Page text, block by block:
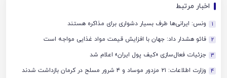
اخبار مرتبط
1 ونس: ایرانی‌ها طرف بسیار دشواری برای مذاکره هستند
2 فائو هشدار داد: جهان با افزایش قیمت مواد غذایی مواجه است
3 جزئیات فعال‌سازی «کیف پول ایران» اعلام شد
4 وزارت اطلاعات: ۲۱ مزدور موساد و ۴ شرور مسلح در کرمان بازداشت شدند